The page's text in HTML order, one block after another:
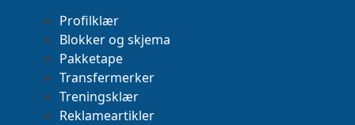
Profilklær
Blokker og skjema
Pakketape
Transfermerker
Treningsklær
Reklameartikler